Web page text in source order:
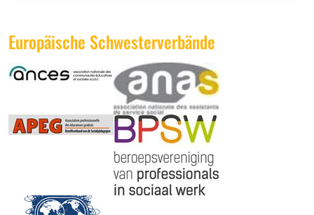
Europäische Schwesterverbände